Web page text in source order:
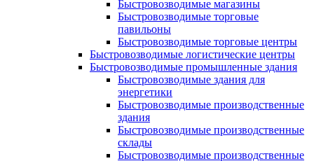
Быстровозводимые магазины
Быстровозводимые торговые
павильоны
Быстровозводимые торговые центры
Быстровозводимые логистические центры
Быстровозводимые промышленные здания
Быстровозводимые здания для
энергетики
Быстровозводимые производственные
здания
Быстровозводимые производственные
склады
Быстровозводимые производственные